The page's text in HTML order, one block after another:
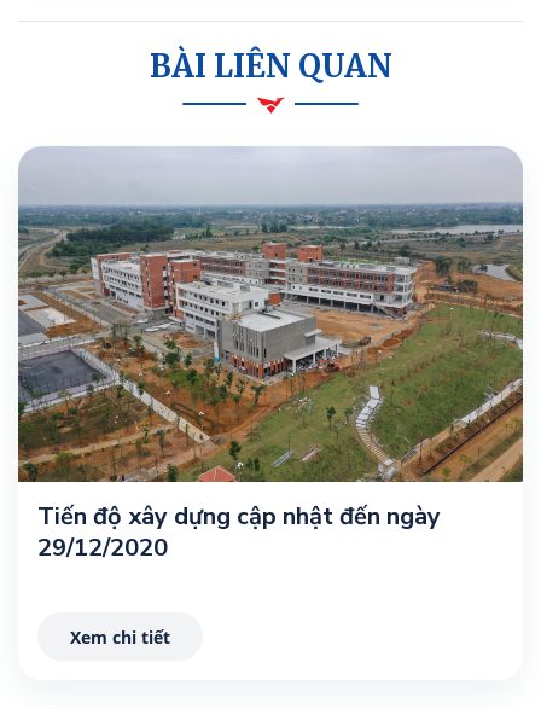
BÀI LIÊN QUAN
Tiến độ xây dựng cập nhật đến ngày
29/12/2020
Xem chi tiết